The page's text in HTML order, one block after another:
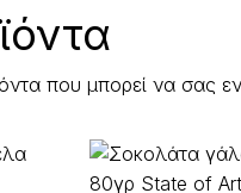
που μπορεί να σας